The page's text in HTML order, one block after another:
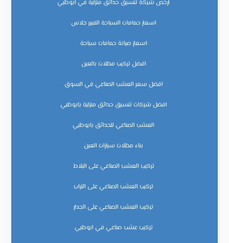
ارخص شركة تنسيق حدائق منزلية في ابوظبي
اسعار حمامات السباحة الفيبر جلاس
اسعار صيانة حمامات سباحة
افضل تركيب مظلات بالعين
افضل سعر العشب الصناعي في السوق
افضل شركات تنسيق حدائق منزلية بابوظبي
العشب الصناعي للحدائق بابوظبي
بناء مظلات سيارات العين
تركيب العشب الصناعي على البلاط
تركيب العشب الصناعي على التراب
تركيب العشب الصناعي على الجدار
تركيب عشب صناعي في ابوظبي